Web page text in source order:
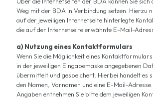
Weg mit der BDA in Verbindung setzen. Hierzu
auf der jeweiligen Internetseite hinterlegte
die auf der Internetseite erwähnte E-Mail-
a) Nutzung eines Kontaktformulars
Wenn Sie die Möglichkeit eines
in der jeweiligen Eingabemaske angegebenen
übermittelt und gespeichert. Hierbei handelt es
den Namen, Vornamen und eine E-Mail-
Angaben entnehmen Sie bitte dem jeweiligen